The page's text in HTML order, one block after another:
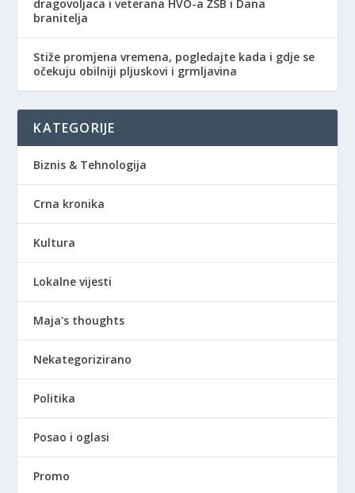
dragovoljaca i veterana HVO-a ŽSB i Dana
branitelja
Stiže promjena vremena, pogledajte kada i gdje se
očekuju obilniji pljuskovi i grmljavina
KATEGORIJE
Biznis & Tehnologija
Crna kronika
Kultura
Lokalne vijesti
Maja's thoughts
Nekategorizirano
Politika
Posao i oglasi
Promo